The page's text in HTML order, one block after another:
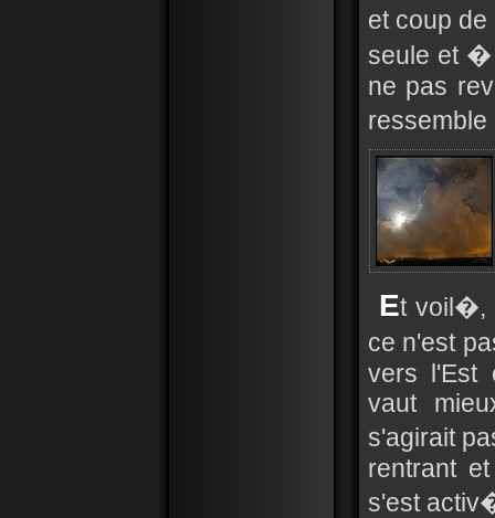
et coup
seule et �
ne pas
Et voil�,
ce n'est
vers l'Est
vaut
s'agirait
rentrant
s'est